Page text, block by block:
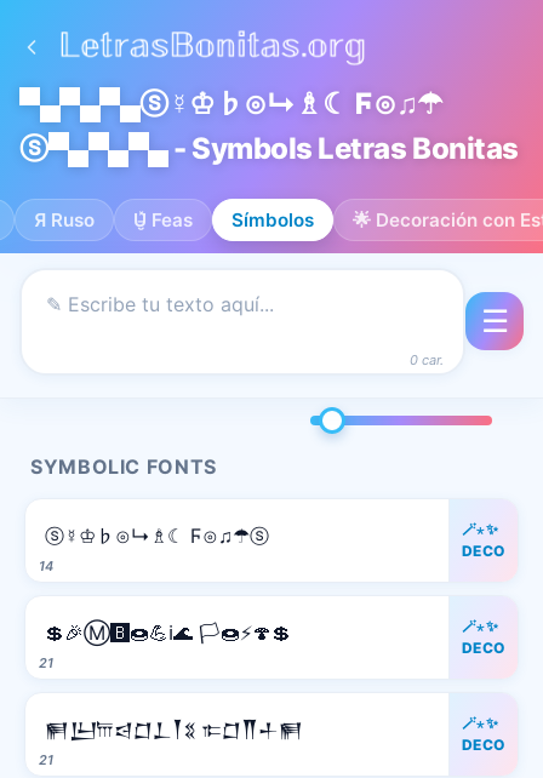
▀▄▀▄▀▄ⓢ☿♔♭⊙↳♗☾ Ϝ⊙♫☂
ⓢ▀▄▀▄▀▄ - Symbols Letras Bonitas
Я Ruso U̵̮̽ Feas Símbolos 🌟 Decoración con
0 car.
☰
SYMBOLIC FONTS
14
ⓢ☿♔♭⊙↳♗☾ Ϝ⊙♫☂ⓢ
🪄⋆✨
DECO
21
💲🎉Ⓜ️🅱️🍩💪ℹ️🌊 🏳️🍩⚡️🍄💲
🪄⋆✨
DECO
21
𒂍𒌨𐎠𒁀𒆸𒁇𒐕𒐏 𐎣𒆸𒐖𒈦𒂍
🪄⋆✨
DECO